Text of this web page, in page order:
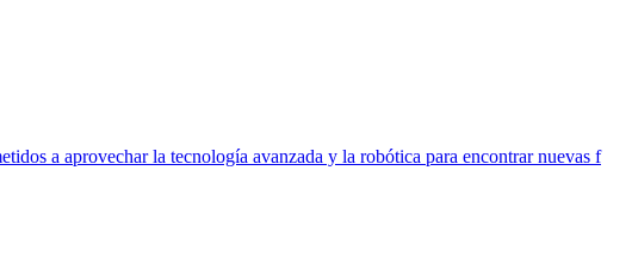
a aprovechar la tecnología avanzada y la robótica para encontrar nuevas f